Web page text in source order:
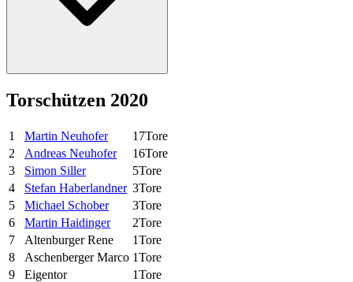
Torschützen 2020
1 Martin Neuhofer 17Tore
2
Andreas Neuhofer 16Tore
3
Simon Siller 5Tore
4
Stefan Haberlandner 3Tore
5
Michael Schober 3Tore
6
Martin Haidinger 2Tore
7
Altenburger Rene 1Tore
8
Aschenberger Marco 1Tore
9
Eigentor 1Tore